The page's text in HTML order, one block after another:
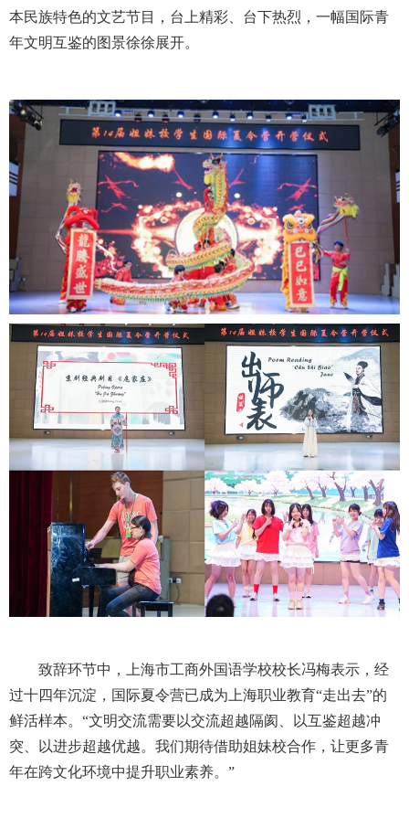
本民族特色的文艺节目，台上精彩、台下热烈，一幅国际青
年文明互鉴的图景徐徐展开。
致辞环节中，上海市工商外国语学校校长冯梅表示，经
过十四年沉淀，国际夏令营已成为上海职业教育“走出去”的
鲜活样本。 “文明交流需要以交流超越隔阂、以互鉴超越冲
突、以进步超越优越。我们期待借助姐妹校合作，让更多青
年在跨文化环境中提升职业素养。 ”